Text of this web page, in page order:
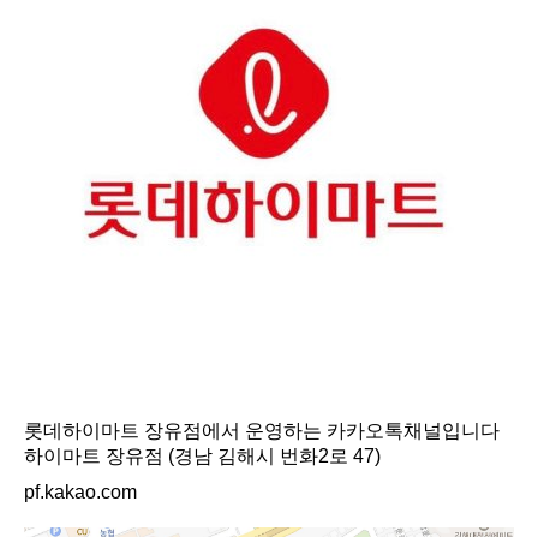
롯데하이마트 장유점에서 운영하는 카카오톡채널입니다
하이마트 장유점 (경남 김해시 번화2로 47)
pf.kakao.com